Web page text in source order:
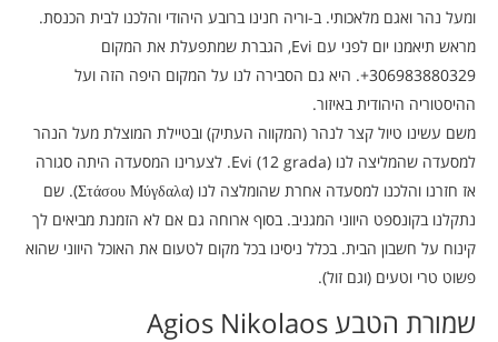
ומעל נהר ואגם מלאכותי. ב-וריה חנינו ברובע היהודי והלכנו לבית הכנסת.
מראש תיאמנו יום לפני עם Evi, הגברת שמתפעלת את המקום
306983880329+. היא גם הסבירה לנו על המקום היפה הזה ועל
ההיסטוריה היהודית באיזור.
משם עשינו טיול קצר לנהר (המקווה העתיק) ובטיילת המוצלת מעל הנהר
למסעדה שהמליצה לנו Evi (12 grada). לצערינו המסעדה היתה סגורה
אז חזרנו והלכנו למסעדה אחרת שהומלצה לנו (Στάσου Μύγδαλα). שם
נתקלנו בקונספט היווני המגניב. בסוף ארוחה גם אם לא הזמנת מביאים לך
קינוח על חשבון הבית. בכלל ניסינו בכל מקום לטעום את האוכל היווני שהוא
פשוט טרי וטעים (וגם זול).
שמורת הטבע Agios Nikolaos